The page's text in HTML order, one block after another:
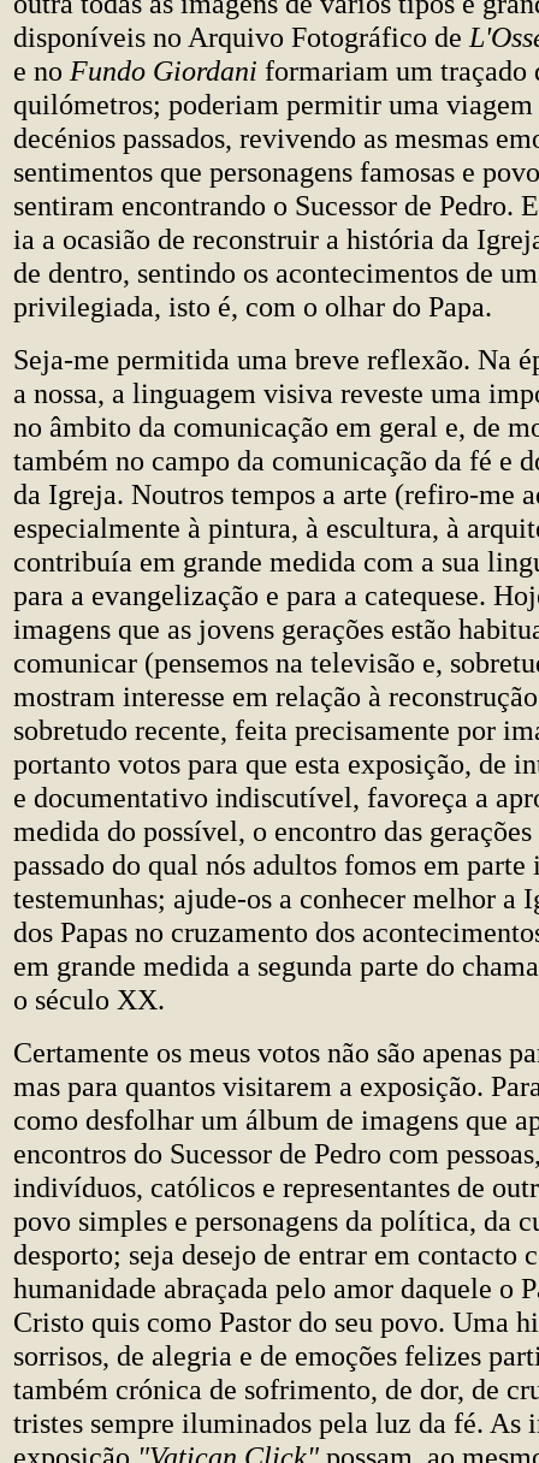
disponíveis no Arquivo Fotográfico de
e no Fundo Giordani formariam um traçado
quilómetros; poderiam permitir uma
decénios passados, revivendo as mesmas
sentimentos que personagens famosas e
sentiram encontrando o Sucessor de Pedro.
ia a ocasião de reconstruir a história da
de dentro, sentindo os acontecimentos de
privilegiada, isto é, com o olhar do Papa.
Seja-me permitida uma breve reflexão. Na
a nossa, a linguagem visiva reveste uma
no âmbito da comunicação em geral e, de
também no campo da comunicação da fé e
da Igreja. Noutros tempos a arte (refiro-me
especialmente à pintura, à escultura, à
contribuía em grande medida com a sua
para a evangelização e para a catequese.
imagens que as jovens gerações estão
comunicar (pensemos na televisão e,
mostram interesse em relação à
sobretudo recente, feita precisamente por
portanto votos para que esta exposição, de
e documentativo indiscutível, favoreça a
medida do possível, o encontro das
passado do qual nós adultos fomos em parte
testemunhas; ajude-os a conhecer melhor a
dos Papas no cruzamento dos
em grande medida a segunda parte do
o século XX.
Certamente os meus votos não são apenas
mas para quantos visitarem a exposição.
como desfolhar um álbum de imagens que
encontros do Sucessor de Pedro com
indivíduos, católicos e representantes de
povo simples e personagens da política, da
desporto; seja desejo de entrar em contacto
humanidade abraçada pelo amor daquele o
Cristo quis como Pastor do seu povo. Uma
sorrisos, de alegria e de emoções felizes
também crónica de sofrimento, de dor, de
tristes sempre iluminados pela luz da fé. As
exposição "Vatican Click" possam, ao